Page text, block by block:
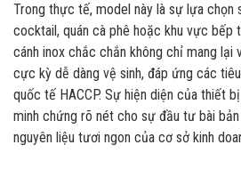
Trong thực tế, model này là sự lựa chọn
cocktail, quán cà phê hoặc khu vực bếp
cánh inox chắc chắn không chỉ mang lại
cực kỳ dễ dàng vệ sinh, đáp ứng các
quốc tế HACCP. Sự hiện diện của thiết
minh chứng rõ nét cho sự đầu tư bài
nguyên liệu tươi ngon của cơ sở kinh